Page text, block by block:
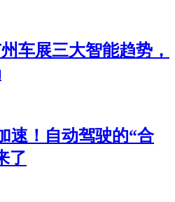
车展三大智能趋势，
速！自动驾驶的“合
了